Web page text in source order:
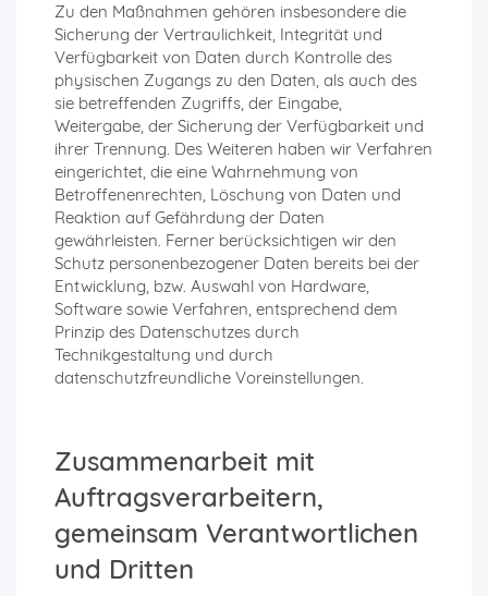
Zu den Maßnahmen gehören insbesondere die
Sicherung der Vertraulichkeit, Integrität und
Verfügbarkeit von Daten durch Kontrolle des
physischen Zugangs zu den Daten, als auch des
sie betreffenden Zugriffs, der Eingabe,
Weitergabe, der Sicherung der Verfügbarkeit und
ihrer Trennung. Des Weiteren haben wir Verfahren
eingerichtet, die eine Wahrnehmung von
Betroffenenrechten, Löschung von Daten und
Reaktion auf Gefährdung der Daten
gewährleisten. Ferner berücksichtigen wir den
Schutz personenbezogener Daten bereits bei der
Entwicklung, bzw. Auswahl von Hardware,
Software sowie Verfahren, entsprechend dem
Prinzip des Datenschutzes durch
Technikgestaltung und durch
datenschutzfreundliche Voreinstellungen.
Zusammenarbeit mit
Auftragsverarbeitern,
gemeinsam Verantwortlichen
und Dritten